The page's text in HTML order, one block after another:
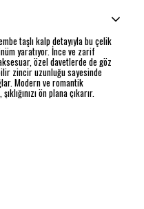
taşlı kalp detayıyla bu çelik
yaratıyor. İnce ve zarif
özel davetlerde de göz
zincir uzunluğu sayesinde
Modern ve romantik
ön plana çıkarır.